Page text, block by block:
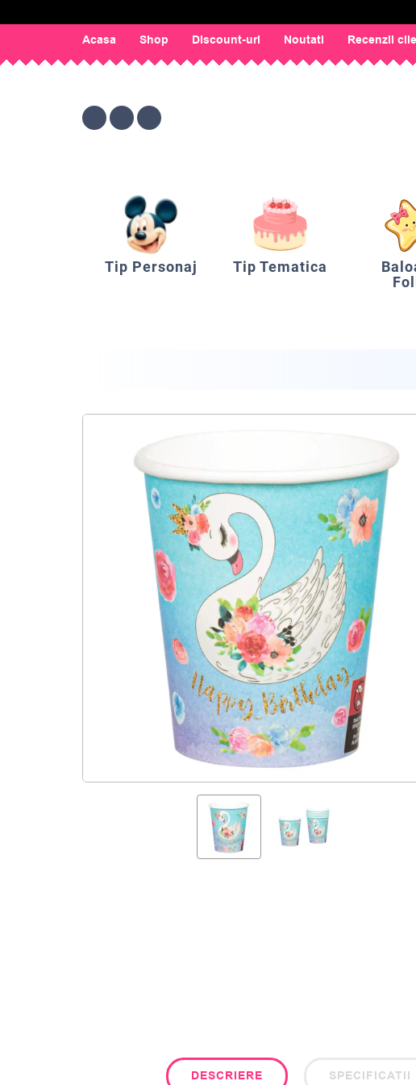
Acasa Shop Discount-uri Noutati Recenzii
Tip Personaj Tip Tematica
DESCRIERE SPECIFICATII